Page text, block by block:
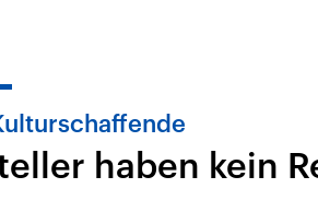
Nahostkonflikt
haben kein